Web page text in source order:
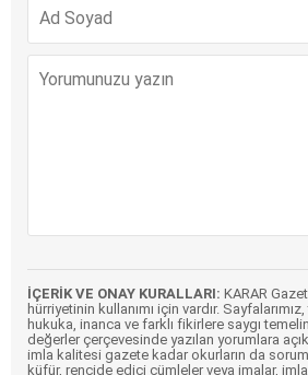
İÇERİK VE ONAY KURALLARI: KARAR
hürriyetinin kullanımı için vardır.
hukuka, inanca ve farklı fikirlere saygı
değerler çerçevesinde yazılan yorumlara
imla kalitesi gazete kadar okurların da
küfür, rencide edici cümleler veya imalar, imla